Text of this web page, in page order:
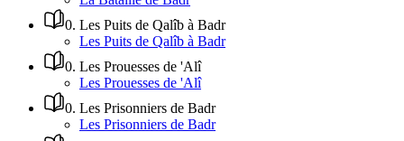
0. Les Puits de Qalîb à Badr
Les Puits de Qalîb à Badr
0. Les Prouesses de 'Alî
Les Prouesses de 'Alî
0. Les Prisonniers de Badr
Les Prisonniers de Badr